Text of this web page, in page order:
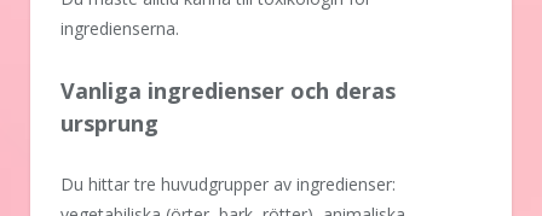
ingredienserna.
Vanliga ingredienser och deras
ursprung
Du hittar tre huvudgrupper av ingredienser: